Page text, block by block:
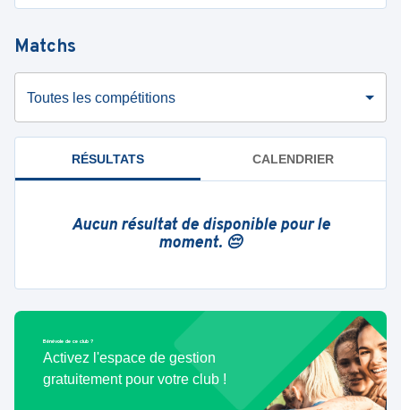
Matchs
Toutes les compétitions
RÉSULTATS CALENDRIER
Aucun résultat de disponible pour le
moment. 😔
Bénévole de ce club ?
Activez l'espace de gestion
gratuitement pour votre club !